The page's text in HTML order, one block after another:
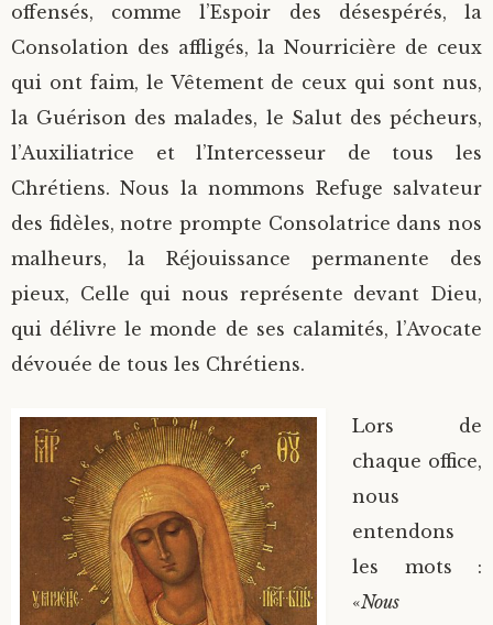
offensés, comme l’Espoir des désespérés, la
Consolation des affligés, la Nourricière de ceux
qui ont faim, le Vêtement de ceux qui sont nus,
la Guérison des malades, le Salut des pécheurs,
l’Auxiliatrice et l’Intercesseur de tous les
Chrétiens. Nous la nommons Refuge salvateur
des fidèles, notre prompte Consolatrice dans nos
malheurs, la Réjouissance permanente des
pieux, Celle qui nous représente devant Dieu,
qui délivre le monde de ses calamités, l’Avocate
dévouée de tous les Chrétiens.
Lors de
chaque office,
nous
entendons
les mots :
«Nous